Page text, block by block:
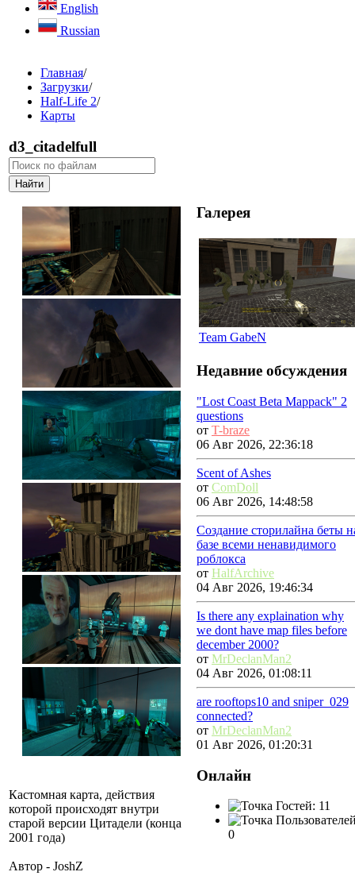
English
Russian
Главная/
Загрузки/
Half-Life 2/
Карты
d3_citadelfull
Кастомная карта, действия
которой происходят внутри
старой версии Цитадели (конца
2001 года)
Автор - JoshZ
Галерея
Team GabeN
Недавние обсуждения
"Lost Coast Beta Mappack" 2
questions
от T-braze
06 Авг 2026, 22:36:18
Scent of Ashes
от ComDoll
06 Авг 2026, 14:48:58
Создание сторилайна беты
базе всеми ненавидимого
роблокса
от HalfArchive
04 Авг 2026, 19:46:34
Is there any explaination why
we dont have map files before
december 2000?
от MrDeclanMan2
04 Авг 2026, 01:08:11
are rooftops10 and sniper_029
connected?
от MrDeclanMan2
01 Авг 2026, 01:20:31
Онлайн
Гостей: 11
0